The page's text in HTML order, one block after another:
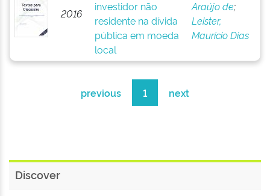
2016
investidor não
residente na dívida
pública em moeda
local
Araújo de;
Leister,
Maurício Dias
previous 1 next
Discover